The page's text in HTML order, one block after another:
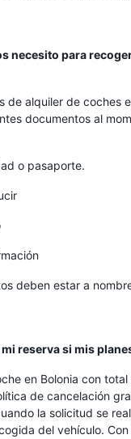
necesito para
de alquiler de coches
documentos al
o pasaporte.
deben estar a
reserva si mis
en Bolonia con
de cancelación
la solicitud se
del vehículo. Con